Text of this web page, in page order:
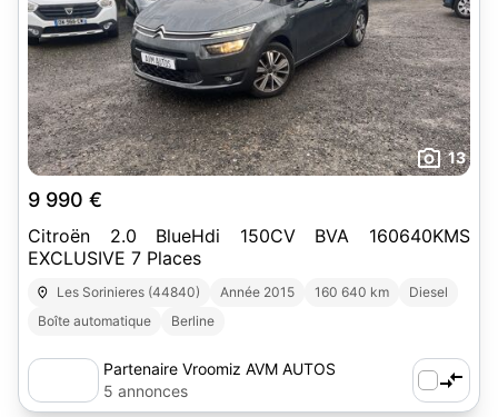
13
9 990 €
Citroën 2.0 BlueHdi 150CV BVA 160640KMS
EXCLUSIVE 7 Places
Les Sorinieres (44840) Année 2015 160 640 km
Diesel
Boîte automatique
Berline
Partenaire Vroomiz AVM AUTOS
5 annonces